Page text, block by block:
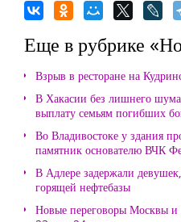
Еще в рубрике
Взрыв в ресторане на
В Хакасии без лишнего
выплату семьям погибших
Во Владивостоке у здания
памятник основателю ВЧК
В Адлере задержали
горящей нефтебазы
Новые переговоры Москвы и